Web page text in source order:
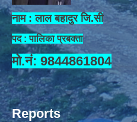
नाम : लाल बहादुर जि.सी
पद : पालिका प्रबक्ता
मो.नं: 9844861804
Reports